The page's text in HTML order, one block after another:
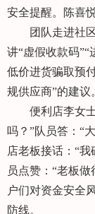
安全提醒。陈喜
团队走进社区
讲“虚假收款码
低价进货骗取预
规供应商”的建议
便利店李女士
吗？”队员答：“
店老板接话：“
员点赞：“老板
户们对资金安全
防线。